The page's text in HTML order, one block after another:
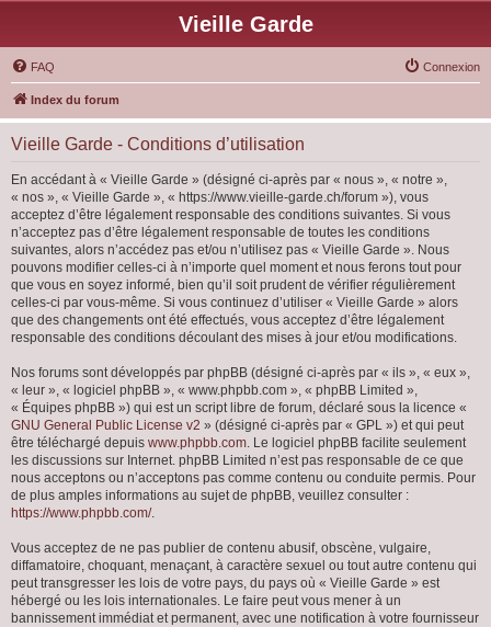
Vieille Garde
FAQ Connexion
Index du forum
Vieille Garde - Conditions d’utilisation
En accédant à « Vieille Garde » (désigné ci-après par « nous », « notre »,
« nos », « Vieille Garde », « https://www.vieille-garde.ch/forum »), vous
acceptez d’être légalement responsable des conditions suivantes. Si vous
n’acceptez pas d’être légalement responsable de toutes les conditions
suivantes, alors n’accédez pas et/ou n’utilisez pas « Vieille Garde ». Nous
pouvons modifier celles-ci à n’importe quel moment et nous ferons tout pour
que vous en soyez informé, bien qu’il soit prudent de vérifier régulièrement
celles-ci par vous-même. Si vous continuez d’utiliser « Vieille Garde » alors
que des changements ont été effectués, vous acceptez d’être légalement
responsable des conditions découlant des mises à jour et/ou modifications.
Nos forums sont développés par phpBB (désigné ci-après par « ils », « eux »,
« leur », « logiciel phpBB », « www.phpbb.com », « phpBB Limited »,
« Équipes phpBB ») qui est un script libre de forum, déclaré sous la licence «
GNU General Public License v2 » (désigné ci-après par « GPL ») et qui peut
être téléchargé depuis www.phpbb.com. Le logiciel phpBB facilite seulement
les discussions sur Internet. phpBB Limited n’est pas responsable de ce que
nous acceptons ou n’acceptons pas comme contenu ou conduite permis. Pour
de plus amples informations au sujet de phpBB, veuillez consulter :
https://www.phpbb.com/.
Vous acceptez de ne pas publier de contenu abusif, obscène, vulgaire,
diffamatoire, choquant, menaçant, à caractère sexuel ou tout autre contenu qui
peut transgresser les lois de votre pays, du pays où « Vieille Garde » est
hébergé ou les lois internationales. Le faire peut vous mener à un
bannissement immédiat et permanent, avec une notification à votre fournisseur